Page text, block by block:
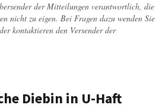
der Mitteilungen verantwortlich, die
nicht zu eigen. Bei Fragen dazu wenden Sie
kontaktieren den Versender der
Diebin in U-Haft